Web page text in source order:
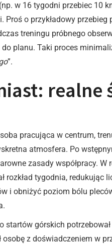
w 16 tygodni przebiec 10
o przykładowy przebieg
treningu próbnego
planu. Taki proces
”.
realne
pracująca w centrum,
atmosfera. Po
zasady współpracy.
rozkład tygodnia,
i obniżyć poziom bólu
górskich
z doświadczeniem w